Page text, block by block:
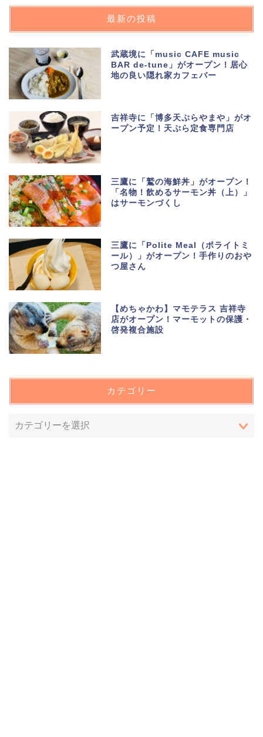
最新の投稿
武蔵境に「music CAFE music
BAR de-tune」がオープン！居心
地の良い隠れ家カフェバー
吉祥寺に「博多天ぷらやまや」がオ
ープン予定！天ぷら定食専門店
三鷹に「鷲の海鮮丼」がオープン！
「名物！飲めるサーモン丼（上）」
はサーモンづくし
三鷹に「Polite Meal（ポライトミ
ール）」がオープン！手作りのおや
つ屋さん
【めちゃかわ】マモテラス 吉祥寺
店がオープン！マーモットの保護・
啓発複合施設
カテゴリー